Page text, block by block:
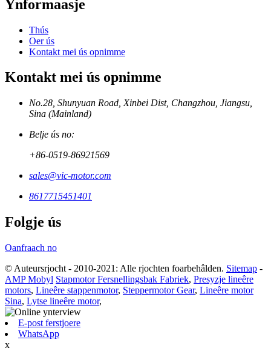
Ynformaasje
Thús
Oer ús
Kontakt mei ús opnimme
Kontakt mei ús opnimme
No.28, Shunyuan Road, Xinbei Dist, Changzhou, Jiangsu,
Sina (Mainland)
Belje ús no:
+86-0519-86921569
sales@vic-motor.com
8617715451401
Folgje ús
Oanfraach no
© Auteursrjocht - 2010-2021: Alle rjochten foarbehâlden. Sitemap -
AMP Mobyl Stapmotor Fersnellingsbak Fabriek, Presyzje lineêre
motors, Lineêre stappenmotor, Steppermotor Gear, Lineêre motor
Sina, Lytse lineêre motor,
E-post ferstjoere
WhatsApp
x